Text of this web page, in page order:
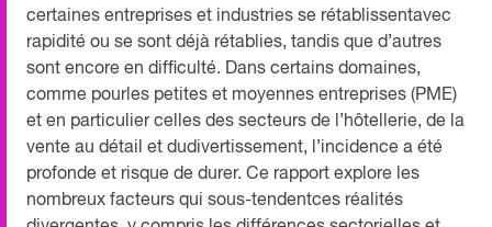
certaines entreprises et industries se rétablissentavec
rapidité ou se sont déjà rétablies, tandis que d’autres
sont encore en difficulté. Dans certains domaines,
comme pourles petites et moyennes entreprises (PME)
et en particulier celles des secteurs de l’hôtellerie, de la
vente au détail et dudivertissement, l’incidence a été
profonde et risque de durer. Ce rapport explore les
nombreux facteurs qui sous-tendentces réalités